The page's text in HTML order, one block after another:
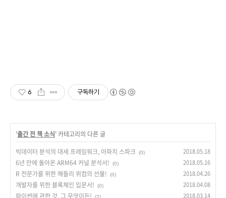
6 구독하기
'출간 전 책 소식' 카테고리의 다른 글
빅데이터 분석의 대세 프레임워크, 아파치 스파크 (0) 2018.05.18
6년 만에 돌아온 ARM64 커널 분석서! (0) 2018.05.16
R 전문가를 위한 해들리 위컴의 선물! (0) 2018.04.26
개발자를 위한 블록체인 입문서! (0) 2018.04.08
파이썬에 관한 것, 그 무엇이든! (2) 2018.03.14